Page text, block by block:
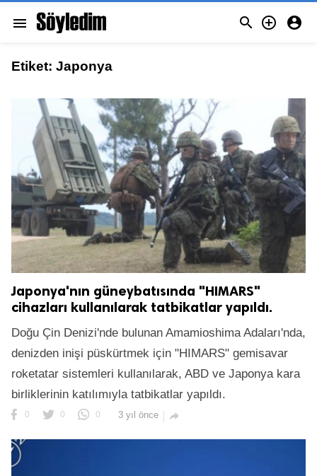
menu   
Etiket: Japonya
Japonya'nın güneybatısında "HIMARS"
cihazları kullanılarak tatbikatlar yapıldı.
Doğu Çin Denizi'nde bulunan Amamioshima Adaları'nda,
denizden inişi püskürtmek için "HIMARS" gemisavar
roketatar sistemleri kullanılarak, ABD ve Japonya kara
birliklerinin katılımıyla tatbikatlar yapıldı.
0 0 0 3 yıl önce 